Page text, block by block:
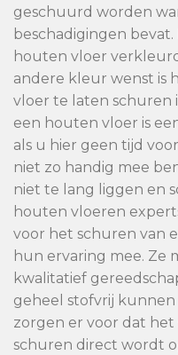
geschuurd worden
beschadigingen
houten vloer
andere kleur wenst is
vloer te laten schuren
een houten vloer is
als u hier geen tijd
niet zo handig mee
niet te lang liggen en
houten vloeren
voor het schuren van
hun ervaring mee. Ze
kwalitatief
geheel stofvrij kunnen
zorgen er voor dat
schuren direct wordt